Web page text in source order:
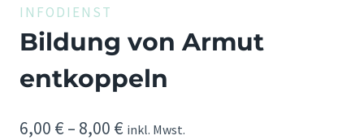
INFODIENST
Bildung von Armut
entkoppeln
6,00 € – 8,00 € Preisspanne:
inkl. Mwst.